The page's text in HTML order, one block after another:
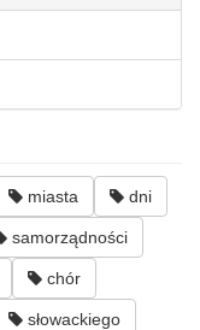
miasta dni
samorządności
chór
słowackiego